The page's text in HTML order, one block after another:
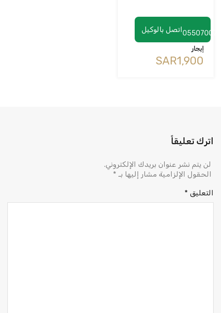
اتصل بالوكيل
إيجار
‪SAR1,900
اترك تعليقاً
لن يتم نشر عنوان بريدك الإلكتروني.
الحقول الإلزامية مشار إليها بـ *
التعليق *